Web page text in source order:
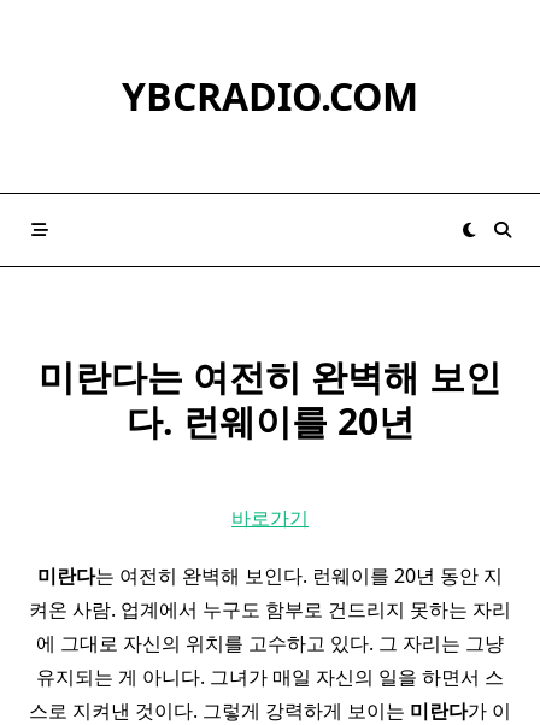
YBCRADIO.COM
미란다는 여전히 완벽해 보인
다. 런웨이를 20년
바로가기
미란다는 여전히 완벽해 보인다. 런웨이를 20년 동안 지
켜온 사람. 업계에서 누구도 함부로 건드리지 못하는 자리
에 그대로 자신의 위치를 고수하고 있다. 그 자리는 그냥
유지되는 게 아니다. 그녀가 매일 자신의 일을 하면서 스
스로 지켜낸 것이다. 그렇게 강력하게 보이는 미란다가 이